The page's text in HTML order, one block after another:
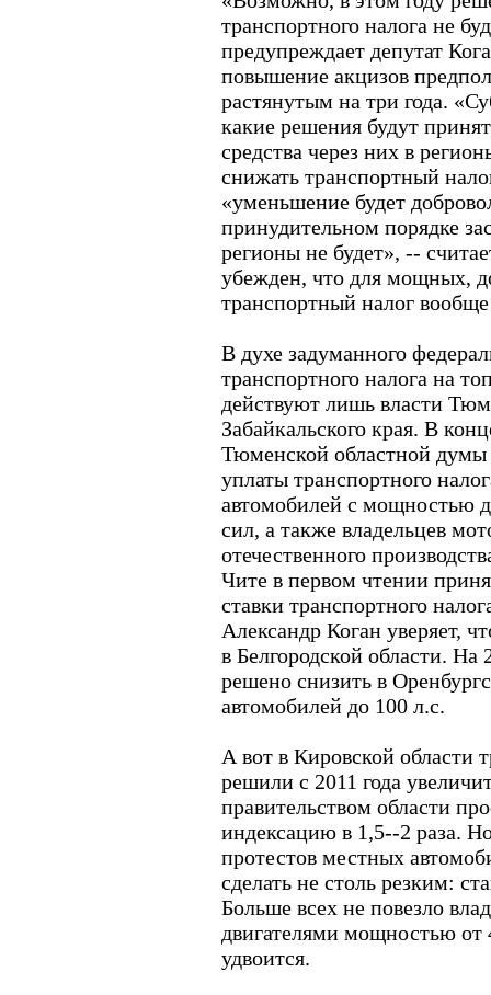
транспортного налога не
предупреждает депутат
повышение акцизов
растянутым на три года.
какие решения будут
средства через них в
снижать транспортный
«уменьшение будет
принудительном порядке
регионы не будет», --
убежден, что для мощных,
транспортный налог вообще
В духе задуманного
транспортного налога на
действуют лишь власти
Забайкальского края. В
Тюменской областной
уплаты транспортного
автомобилей с мощностью
сил, а также владельцев
отечественного
Чите в первом чтении
ставки транспортного
Александр Коган уверяет,
в Белгородской области.
решено снизить в
автомобилей до 100 л.с.
А вот в Кировской области
решили с 2011 года
правительством области
индексацию в 1,5--2 раза.
протестов местных
сделать не столь резким:
Больше всех не повезло
двигателями мощностью от
удвоится.